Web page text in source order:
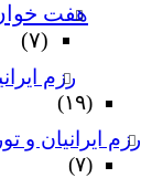
هفت
(۷)
رزم
(۱۹)
رزم ایرانیان و
(۷)